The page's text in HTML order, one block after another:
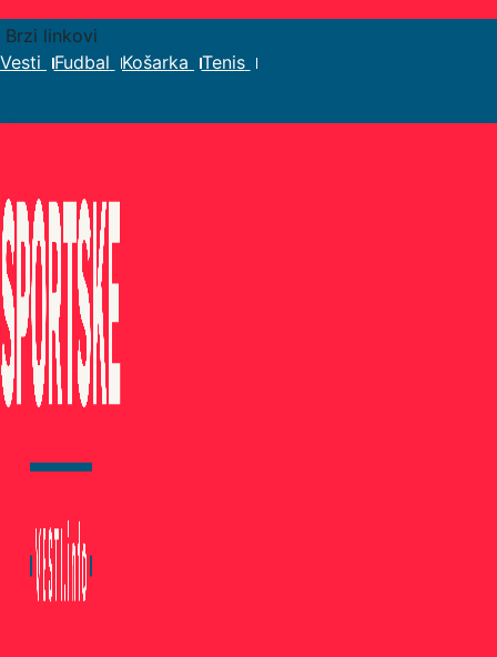
Brzi linkovi
Vesti
Fudbal Košarka Tenis